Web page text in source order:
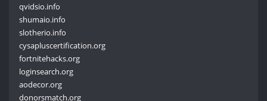
qvidsio.info
shumaio.info
slotherio.info
cysapluscertification.org
fortnitehacks.org
loginsearch.org
aodecor.org
donorsmatch.org